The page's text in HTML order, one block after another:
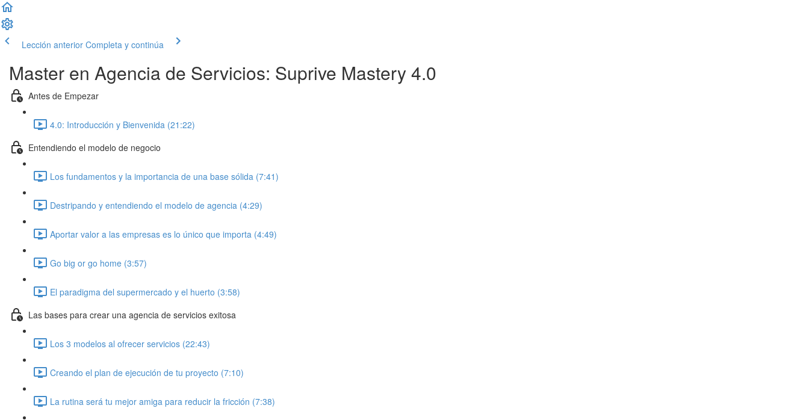
Lección anterior Completa y continúa
Master en Agencia de Servicios: Suprive Mastery 4.0
Antes de Empezar
4.0: Introducción y Bienvenida (21:22)
Entendiendo el modelo de negocio
Los fundamentos y la importancia de una base sólida (7:41)
Destripando y entendiendo el modelo de agencia (4:29)
Aportar valor a las empresas es lo único que importa (4:49)
Go big or go home (3:57)
El paradigma del supermercado y el huerto (3:58)
Las bases para crear una agencia de servicios exitosa
Los 3 modelos al ofrecer servicios (22:43)
Creando el plan de ejecución de tu proyecto (7:10)
La rutina será tu mejor amiga para reducir la fricción (7:38)